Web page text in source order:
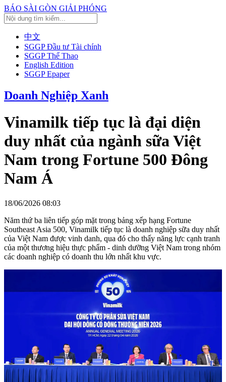
BÁO SÀI GÒN GIẢI PHÓNG
中文
SGGP Đầu tư Tài chính
SGGP Thể Thao
English Edition
SGGP Epaper
Doanh Nghiệp Xanh
Vinamilk tiếp tục là đại diện
duy nhất của ngành sữa Việt
Nam trong Fortune 500 Đông
Nam Á
18/06/2026 08:03
Năm thứ ba liên tiếp góp mặt trong bảng xếp hạng Fortune
Southeast Asia 500, Vinamilk tiếp tục là doanh nghiệp sữa duy nhất
của Việt Nam được vinh danh, qua đó cho thấy năng lực cạnh tranh
của một thương hiệu thực phẩm - dinh dưỡng Việt Nam trong nhóm
các doanh nghiệp có doanh thu lớn nhất khu vực.